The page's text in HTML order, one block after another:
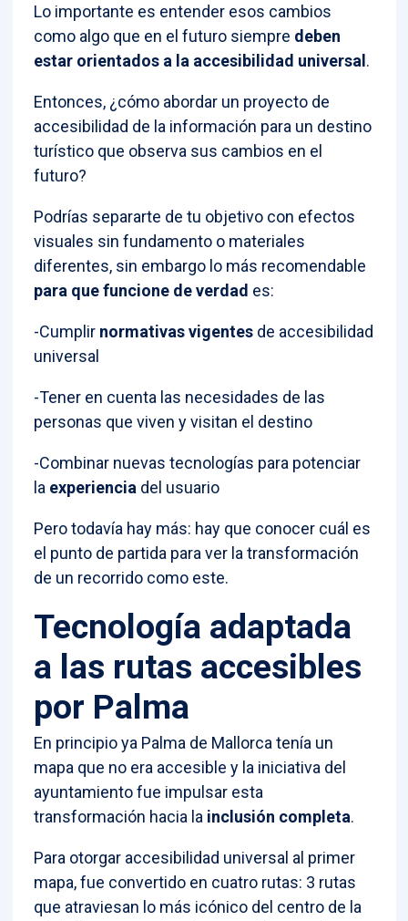
Lo importante es entender esos cambios
como algo que en el futuro siempre deben
estar orientados a la accesibilidad universal .
Entonces, ¿cómo abordar un proyecto de
accesibilidad de la información para un destino
turístico que observa sus cambios en el
futuro?
Podrías separarte de tu objetivo con efectos
visuales sin fundamento o materiales
diferentes, sin embargo lo más recomendable
para que funcione de verdad es:
-Cumplir normativas vigentes de accesibilidad
universal
-Tener en cuenta las necesidades de las
personas que viven y visitan el destino
-Combinar nuevas tecnologías para potenciar
la experiencia del usuario
Pero todavía hay más: hay que conocer cuál es
el punto de partida para ver la transformación
de un recorrido como este.
Tecnología adaptada
a las rutas accesibles
por Palma
En principio ya Palma de Mallorca tenía un
mapa que no era accesible y la iniciativa del
ayuntamiento fue impulsar esta
transformación hacia la inclusión completa.
Para otorgar accesibilidad universal al primer
mapa, fue convertido en cuatro rutas: 3 rutas
que atraviesan lo más icónico del centro de la